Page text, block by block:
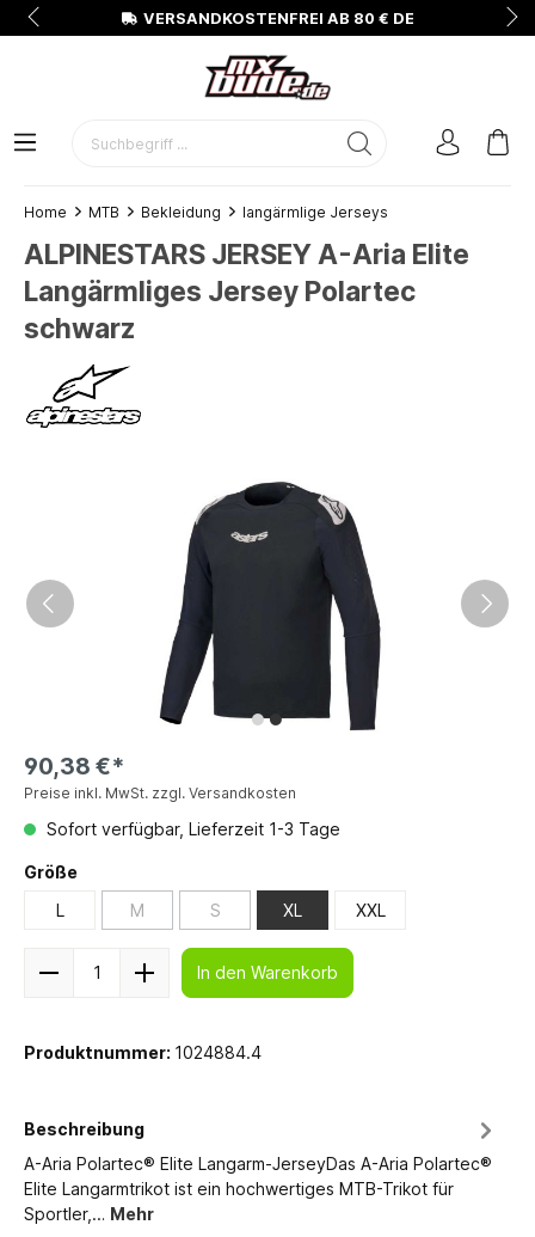
VERSANDKOSTENFREI AB 80 € DE
Home MTB Bekleidung langärmlige Jerseys
ALPINESTARS JERSEY A-Aria Elite
Langärmliges Jersey Polartec
schwarz
90,38 €*
Preise inkl. MwSt. zzgl. Versandkosten
Sofort verfügbar, Lieferzeit 1-3 Tage
Größe
L
M S XL XXL
In den Warenkorb
Produktnummer: 1024884.4
Beschreibung
A-Aria Polartec® Elite Langarm-JerseyDas A-Aria Polartec®
Elite Langarmtrikot ist ein hochwertiges MTB-Trikot für
Sportler,… Mehr